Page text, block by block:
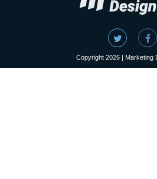
Copyright 2026 | Marketing